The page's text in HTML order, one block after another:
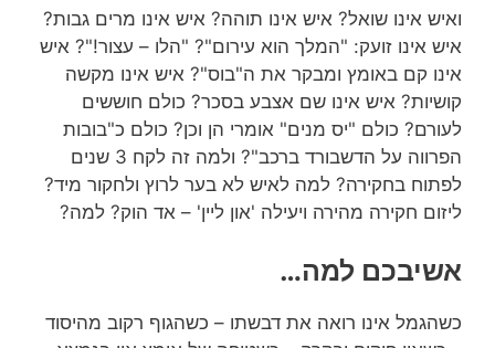
ואיש אינו שואל? איש אינו תוהה? איש אינו מרים גבות?
איש אינו זועק: "המלך הוא עירום"? "הלו – עצור!"? איש
אינו קם באומץ ומבקר את ה"בוס"? איש אינו מקשה
קושיות? איש אינו שם אצבע בסכר? כולם חוששים
לעורם? כולם "יס מנים" אומרי הן וכן? כולם כ"בובות
הפרווה על הדשבורד ברכב"? ולמה זה לקח 3 שנים
לפתוח בחקירה? למה לאיש לא בער לרוץ ולחקור מיד?
ליזום חקירה מהירה ויעילה 'און ליין' – אד הוק? למה?
אשיבכם למה…
כשהגמל אינו רואה את דבשתו – כשהגוף רקוב מהיסוד